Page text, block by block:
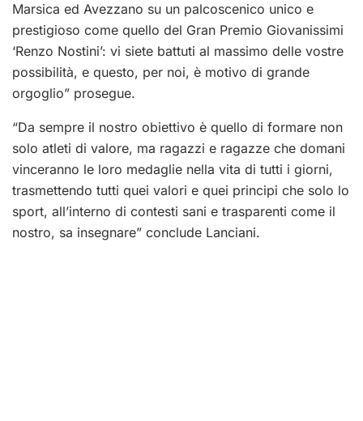
Marsica ed Avezzano su un palcoscenico unico e
prestigioso come quello del Gran Premio Giovanissimi
‘Renzo Nostini’: vi siete battuti al massimo delle vostre
possibilità, e questo, per noi, è motivo di grande
orgoglio” prosegue.
“Da sempre il nostro obiettivo è quello di formare non
solo atleti di valore, ma ragazzi e ragazze che domani
vinceranno le loro medaglie nella vita di tutti i giorni,
trasmettendo tutti quei valori e quei principi che solo lo
sport, all’interno di contesti sani e trasparenti come il
nostro, sa insegnare” conclude Lanciani.